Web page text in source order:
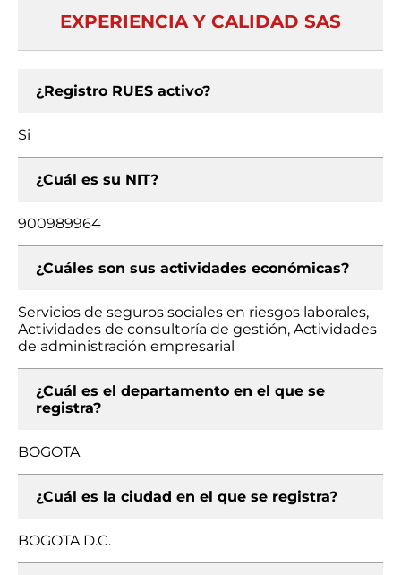
EXPERIENCIA Y CALIDAD SAS
¿Registro RUES activo?
Si
¿Cuál es su NIT?
900989964
¿Cuáles son sus actividades económicas?
Servicios de seguros sociales en riesgos laborales,
Actividades de consultoría de gestión, Actividades
de administración empresarial
¿Cuál es el departamento en el que se
registra?
BOGOTA
¿Cuál es la ciudad en el que se registra?
BOGOTA D.C.